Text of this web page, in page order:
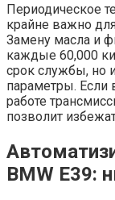
Периодическое
крайне важно
Замену масла и
каждые 60,000
срок службы, но
параметры. Если
работе
позволит
BMW E39: